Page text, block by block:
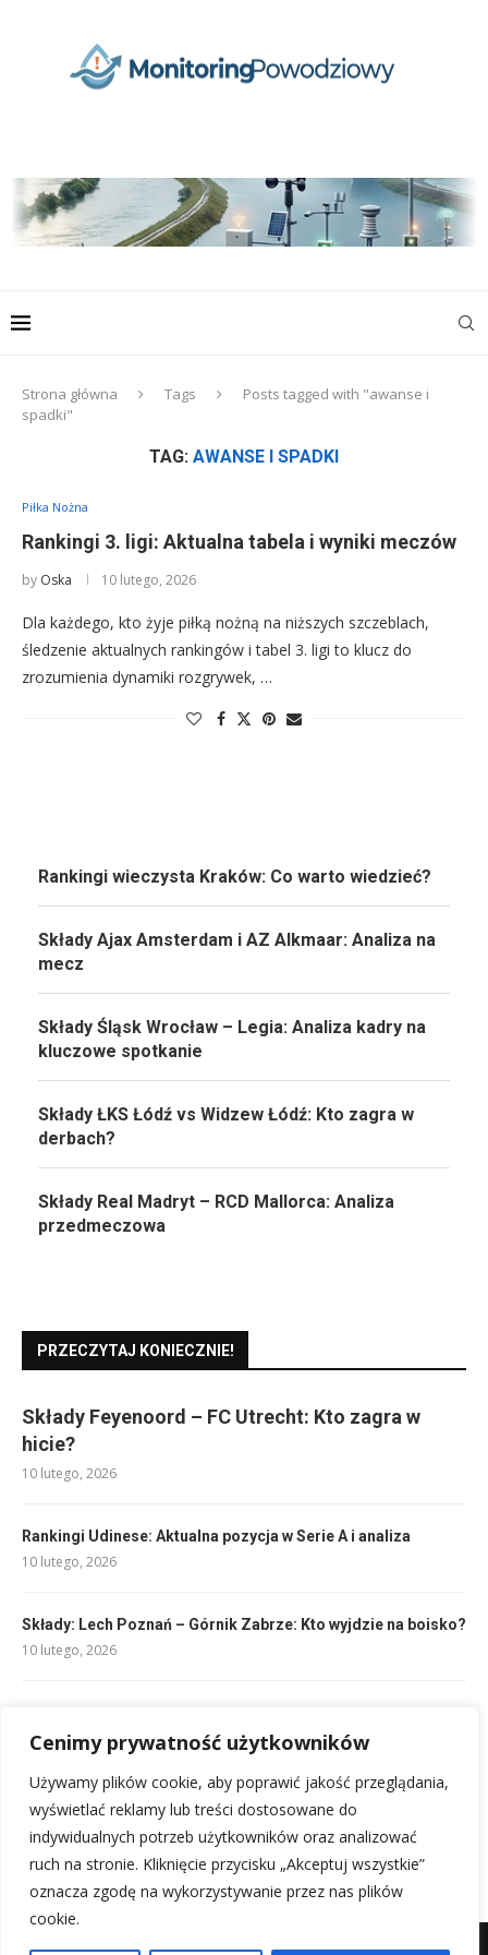
Cenimy prywatność użytkowników
Używamy plików cookie, aby poprawić jakość przeglądania,
wyświetlać reklamy lub treści dostosowane do
indywidualnych potrzeb użytkowników oraz analizować
ruch na stronie. Kliknięcie przycisku „Akceptuj wszystkie”
oznacza zgodę na wykorzystywanie przez nas plików
cookie.
Strona główna Tags
Posts tagged with "awanse i
spadki"
TAG: AWANSE I SPADKI
Piłka Nożna
Rankingi 3. ligi: Aktualna tabela i wyniki meczów
by Oska 10 lutego, 2026
Dla każdego, kto żyje piłką nożną na niższych szczeblach,
śledzenie aktualnych rankingów i tabel 3. ligi to klucz do
zrozumienia dynamiki rozgrywek, …
Rankingi wieczysta Kraków: Co warto wiedzieć?
Składy Ajax Amsterdam i AZ Alkmaar: Analiza na
mecz
Składy Śląsk Wrocław – Legia: Analiza kadry na
kluczowe spotkanie
Składy ŁKS Łódź vs Widzew Łódź: Kto zagra w
derbach?
Składy Real Madryt – RCD Mallorca: Analiza
przedmeczowa
PRZECZYTAJ KONIECZNIE!
Składy Feyenoord – FC Utrecht: Kto zagra w
hicie?
10 lutego, 2026
Rankingi Udinese: Aktualna pozycja w Serie A i analiza
10 lutego, 2026
Składy: Lech Poznań – Górnik Zabrze: Kto wyjdzie na boisko?
10 lutego, 2026
20 lutego, 2026
Składy: Club Brugge – Aarhus GF: Kto zagra?
10 lutego, 2026